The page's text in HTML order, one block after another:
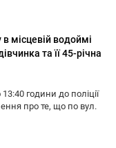
місцевій водоймі
та її 45-річна
години до поліції
про те, що по вул.